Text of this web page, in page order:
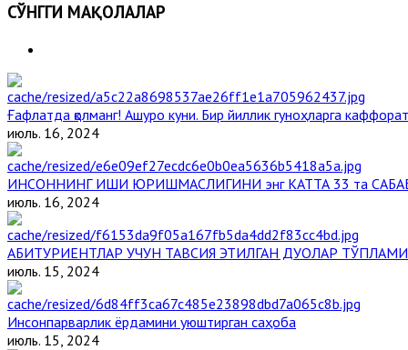
СЎНГГИ МАҚОЛАЛАР
Ғафлатда қолманг! Ашуро куни. Бир йиллик гуноҳларга
июль. 16, 2024
ИНСОННИНГ ИШИ ЮРИШМАСЛИГИНИ энг КАТТА 33 та
июль. 16, 2024
АБИТУРИЕНТЛАР УЧУН ТАВСИЯ ЭТИЛГАН ДУОЛАР ТЎПЛАМИ
июль. 15, 2024
Инсонпарварлик ёрдамини уюштирган саҳоба
июль. 15, 2024